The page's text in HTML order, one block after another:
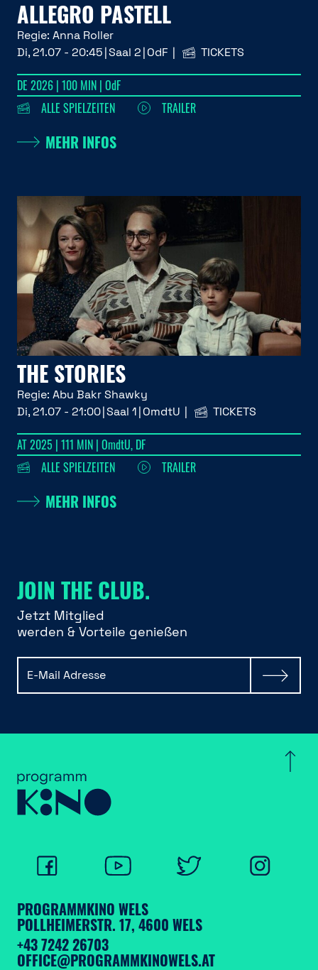
ALLEGRO PASTELL
Regie: Anna Roller
Di, 21.07 - 20:45 Saal 2 OdF TICKETS
DE 2026 | 100 MIN | OdF
ALLE SPIELZEITEN
TRAILER
MEHR INFOS
THE STORIES
Regie: Abu Bakr Shawky
Di, 21.07 - 21:00 Saal 1 OmdtU TICKETS
AT 2025 | 111 MIN | OmdtU, DF
ALLE SPIELZEITEN
TRAILER
MEHR INFOS
JOIN THE CLUB.
Jetzt Mitglied
werden & Vorteile genießen
PROGRAMMKINO WELS
POLLHEIMERSTR. 17, 4600 WELS
+43 7242 26703
OFFICE@PROGRAMMKINOWELS.AT